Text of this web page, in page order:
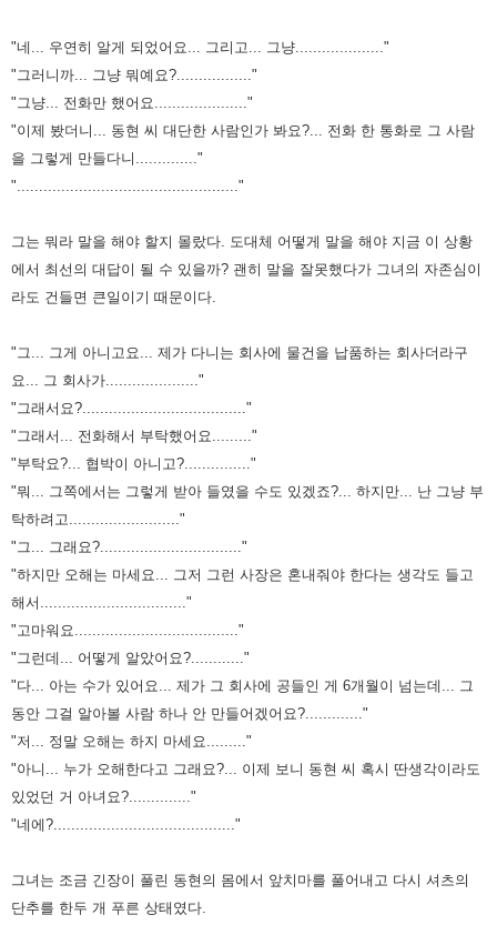
"네... 우연히 알게 되었어요... 그리고... 그냥...................."
"그러니까... 그냥 뭐예요?................."
"그냥... 전화만 했어요....................."
"이제 봤더니... 동현 씨 대단한 사람인가 봐요?... 전화 한 통화로 그 사람
을 그렇게 만들다니.............."
".................................................."
그는 뭐라 말을 해야 할지 몰랐다. 도대체 어떻게 말을 해야 지금 이 상황
에서 최선의 대답이 될 수 있을까? 괜히 말을 잘못했다가 그녀의 자존심이
라도 건들면 큰일이기 때문이다.
"그... 그게 아니고요... 제가 다니는 회사에 물건을 납품하는 회사더라구
요... 그 회사가....................."
"그래서요?....................................."
"그래서... 전화해서 부탁했어요........."
"부탁요?... 협박이 아니고?..............."
"뭐... 그쪽에서는 그렇게 받아 들였을 수도 있겠죠?... 하지만... 난 그냥 부
탁하려고........................."
"그... 그래요?................................"
"하지만 오해는 마세요... 그저 그런 사장은 혼내줘야 한다는 생각도 들고
해서................................."
"고마워요....................................."
"그런데... 어떻게 알았어요?............"
"다... 아는 수가 있어요... 제가 그 회사에 공들인 게 6개월이 넘는데... 그
동안 그걸 알아볼 사람 하나 안 만들어겠어요?............."
"저... 정말 오해는 하지 마세요........."
"아니... 누가 오해한다고 그래요?... 이제 보니 동현 씨 혹시 딴생각이라도
있었던 거 아녀요?.............."
"네에?........................................."
그녀는 조금 긴장이 풀린 동현의 몸에서 앞치마를 풀어내고 다시 셔츠의
단추를 한두 개 푸른 상태였다.